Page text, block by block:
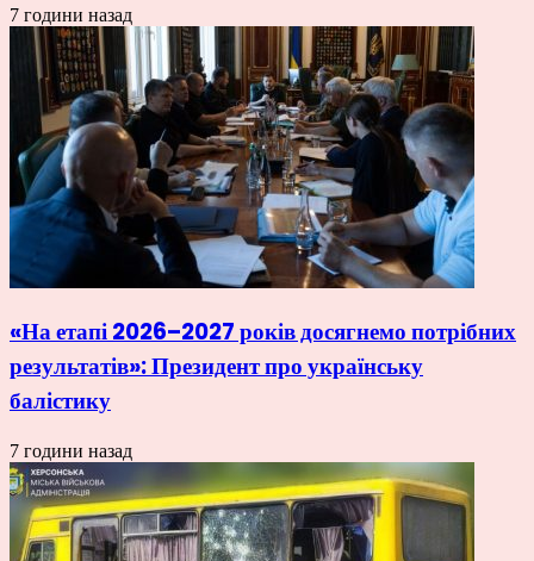
7 години назад
«На етапі 2026–2027 років досягнемо потрібних
результатів»: Президент про українську
балістику
7 години назад